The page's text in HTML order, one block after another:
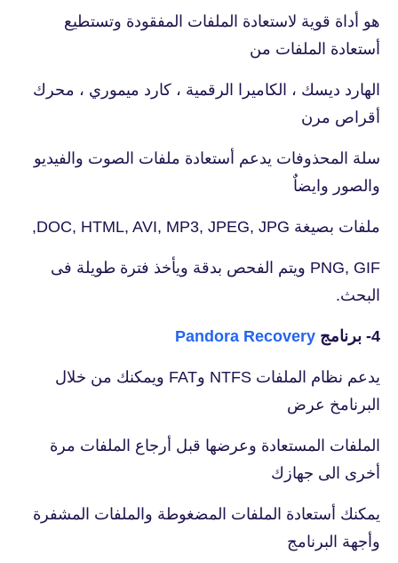
هو أداة قوية لاستعادة الملفات المفقودة وتستطيع
أستعادة الملفات من
الهارد ديسك ، الكاميرا الرقمية ، كارد ميموري ، محرك
أقراص مرن
سلة المحذوفات يدعم أستعادة ملفات الصوت والفيديو
والصور وايضاٌ
ملفات بصيغة DOC, HTML, AVI, MP3, JPEG, JPG,
PNG, GIF ويتم الفحص بدقة ويأخذ فترة طويلة فى
البحث.
4- برنامج Pandora Recovery
يدعم نظام الملفات NTFS وFAT ويمكنك من خلال
البرنامخ عرض
الملفات المستعادة وعرضها قبل أرجاع الملفات مرة
أخرى الى جهازك
يمكنك أستعادة الملفات المضغوطة والملفات المشفرة
وأجهة البرنامج